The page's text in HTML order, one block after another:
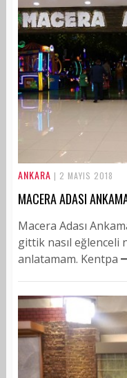
ANKARA | 2 MAYIS 2018
MACERA ADASI
Macera Adası
gittik nasıl eğlenceli
anlatamam. Kentpa